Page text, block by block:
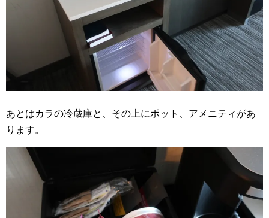
あとはカラの冷蔵庫と、その上にポット、アメニティがあ
ります。